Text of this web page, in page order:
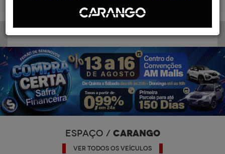
ESPAÇO / CARANGO
VER TODOS OS VEÍCULOS